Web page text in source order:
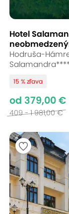
Hotel
Hodruša-
Salamandra****
15 % zľava
od 379,00 €
409 - 1 981,00 €